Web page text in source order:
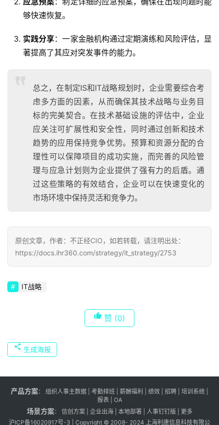
够快速恢复。
实践分享：一家金融机构通过定期演练和风险评估，显
著提高了其应对突发事件的能力。
总之，在制定IS和IT战略规划时，企业需要综合考
虑多方面的因素，从而确保其技术战略与业务目
标的完美契合。在技术基础设施的评估中，企业
应关注可扩展性和安全性，同时通过创新和技术
趋势的应用保持竞争优势。预算和资源分配的合
理性可以保障项目的成功实施，而完善的风险管
理与应急计划则为企业提供了强有力的后盾。通
过这些策略的有效结合，企业可以在快速变化的
市场环境中保持灵活和竞争力。
原创文章，作者：不正经CIO，如若转载，请注明出处：
https://docs.ihr360.com/strategy/it_strategy/2753
IT战略
赞 (0)
生成海报
产品方案： 组织人事主数据 考勤排班 薪酬福利 绩效 招聘 | 培训系统 |
报表
| OA
场景方案： 信创方案| 企业出海| 本地部署| 人事钉钉版
更多
沪ICP备16020917号-3 | Copyright © 2008- 2024 上海利唐信息科技有限公